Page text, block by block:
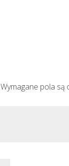
Wymagane pola są